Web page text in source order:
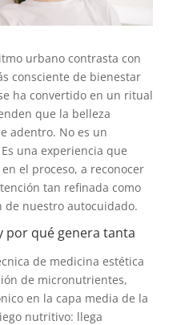
urbano contrasta con
consciente de bienestar
ha convertido en un ritual
que la belleza
adentro. No es un
una experiencia que
el proceso, a reconocer
tan refinada como
nuestro autocuidado.
por qué genera tanta
de medicina estética
de micronutrientes,
en la capa media de la
nutritivo: llega